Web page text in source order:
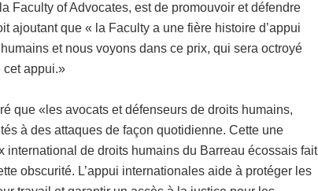
Faculty of Advocates, est de promouvoir et défendre
ajoutant que « la Faculty a une fière histoire d’appui
et nous voyons dans ce prix, qui sera octroyé
cet appui.»
que «les avocats et défenseurs de droits humains,
à des attaques de façon quotidienne. Cette une
international de droits humains du Barreau écossais fait
obscurité. L’appui internationales aide à protéger les